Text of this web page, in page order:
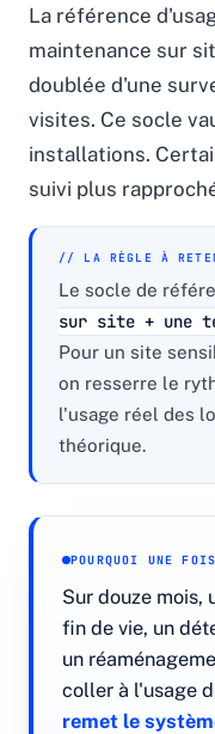
La référence
maintenance sur
doublée d'une
visites. Ce socle
installations.
suivi plus
// LA RÈGLE À
Le socle de
sur site + une
Pour un site
on resserre le
l'usage réel des
théorique.
POURQUOI UNE
Sur douze mois,
fin de vie, un
un
coller à l'usage
remet le